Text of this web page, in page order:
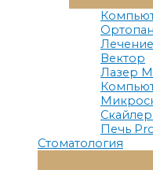
Вектор
Лазер
Печь
Стоматология